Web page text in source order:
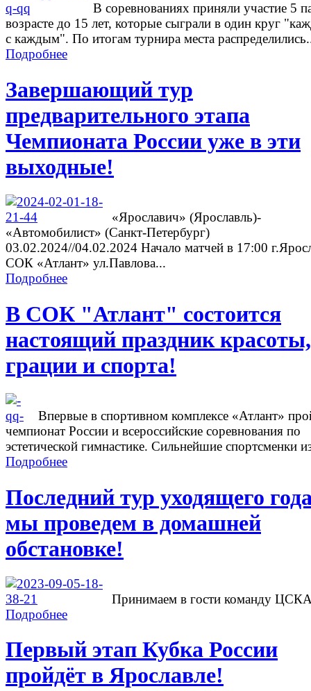
В соревнованиях приняли участие 5
возрасте до 15 лет, которые сыграли в один круг
с каждым". По итогам турнира места
Подробнее
Завершающий тур
предварительного этапа
Чемпионата России уже в эти
выходные!
«Ярославич» (Ярославль)-
«Автомобилист» (Санкт-Петербург)
03.02.2024//04.02.2024 Начало матчей в 17:00
СОК «Атлант» ул.Павлова...
Подробнее
В СОК "Атлант" состоится
настоящий праздник красоты,
грации и спорта!
Впервые в спортивном комплексе «Атлант»
чемпионат России и всероссийские соревнования по
эстетической гимнастике. Сильнейшие спортсменки
Подробнее
Последний тур уходящего
мы проведем в домашней
обстановке!
Принимаем в гости команду
Подробнее
Первый этап Кубка России
пройдёт в Ярославле!